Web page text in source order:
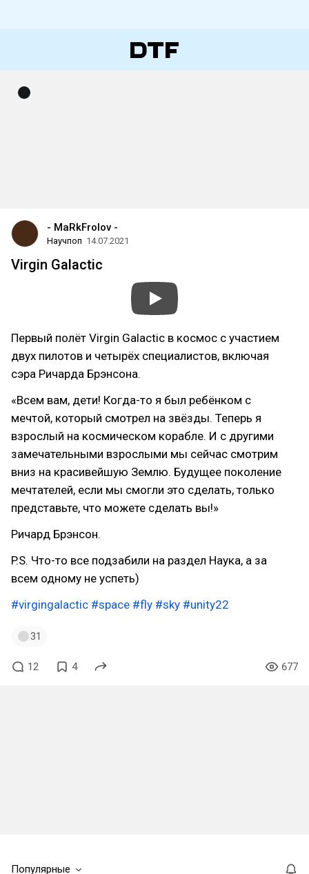
- MaRkFrolov -
Научпоп 14.07.2021
Virgin Galactic
Первый полёт Virgin Galactic в космос с участием
двух пилотов и четырёх специалистов, включая
сэра Ричарда Брэнсона.
«Всем вам, дети! Когда-то я был ребёнком с
мечтой, который смотрел на звёзды. Теперь я
взрослый на космическом корабле. И с другими
замечательными взрослыми мы сейчас смотрим
вниз на красивейшую Землю. Будущее поколение
мечтателей, если мы смогли это сделать, только
представьте, что можете сделать вы!»
Ричард Брэнсон.
P.S. Что-то все подзабили на раздел Наука, а за
всем одному не успеть)
#virgingalactic #space #fly #sky #unity22
31
12 4 677
Популярные